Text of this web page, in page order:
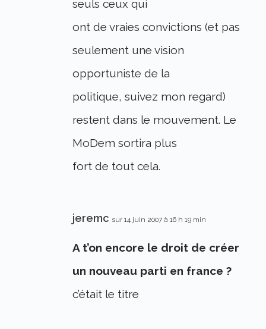
seuls ceux qui
ont de vraies convictions (et pas
seulement une vision
opportuniste de la
politique, suivez mon regard)
restent dans le mouvement. Le
MoDem sortira plus
fort de tout cela.
jeremc sur 14 juin 2007 à 16 h 19 min
A t’on encore le droit de créer
un nouveau parti en france ?
c’était le titre